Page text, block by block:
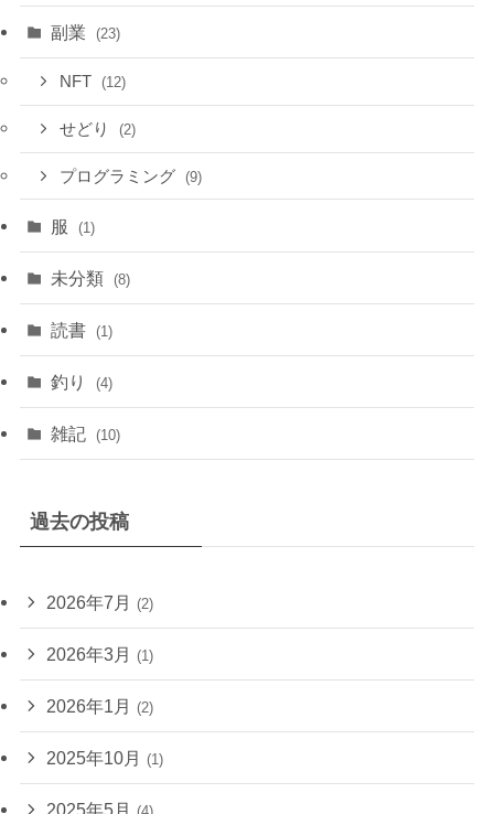
副業 (23)
NFT (12)
せどり (2)
プログラミング (9)
服 (1)
未分類 (8)
読書 (1)
釣り (4)
雑記 (10)
過去の投稿
2026年7月 (2)
2026年3月 (1)
2026年1月 (2)
2025年10月 (1)
2025年5月